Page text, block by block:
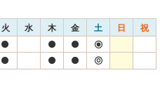
火 水 木 金 土 日 祝